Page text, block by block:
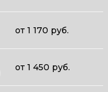
от 1 170 руб.
от 1 450 руб.